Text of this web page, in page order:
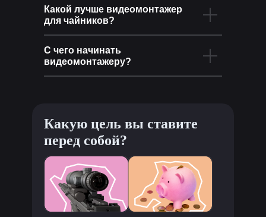
Какой лучше видеомонтажер
для чайников?
С чего начинать
видеомонтажеру?
Какую цель вы ставите
перед собой?